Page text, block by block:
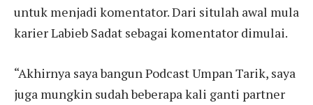
untuk menjadi komentator. Dari situlah awal mula
karier Labieb Sadat sebagai komentator dimulai.
“Akhirnya saya bangun Podcast Umpan Tarik, saya
juga mungkin sudah beberapa kali ganti partner